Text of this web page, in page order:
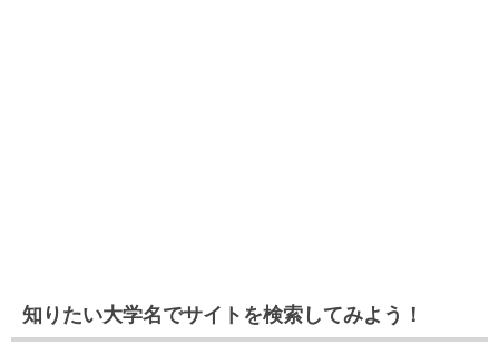
知りたい大学名でサイトを検索してみよう！